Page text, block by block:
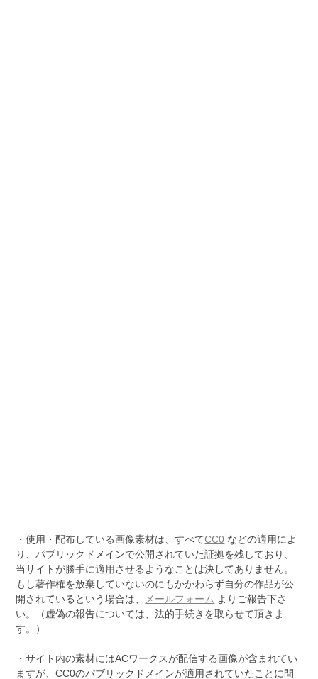
・使用・配布している画像素材は、すべてCC0 などの適用によ
り、パブリックドメインで公開されていた証拠を残しており、
当サイトが勝手に適用させるようなことは決してありません。
もし著作権を放棄していないのにもかかわらず自分の作品が公
開されているという場合は、
メールフォーム よりご報告下さ
い。（虚偽の報告については、法的手続きを取らせて頂きま
す。）
・サイト内の素材にはACワークスが配信する画像が含まれてい
ますが、CC0のパブリックドメインが適用されていたことに間